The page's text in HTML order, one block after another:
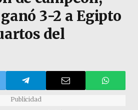
3-2 a Egipto
del
Publicidad